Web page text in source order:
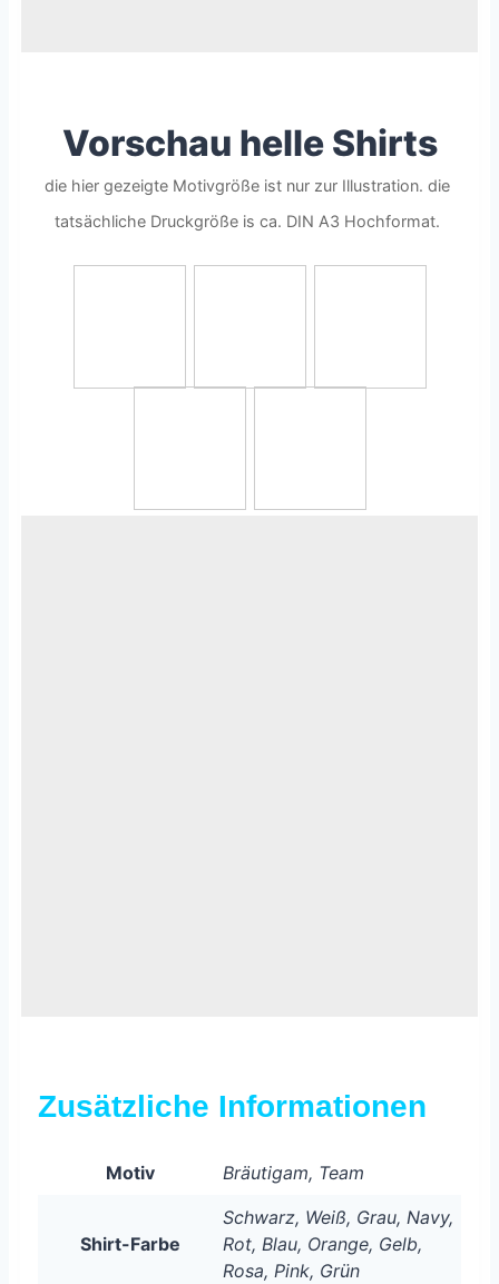
Vorschau helle Shirts
Zusätzliche Informationen
Motiv Bräutigam, Team
Shirt-Farbe
Schwarz, Weiß, Grau, Navy,
Rot, Blau, Orange, Gelb,
Rosa, Pink, Grün